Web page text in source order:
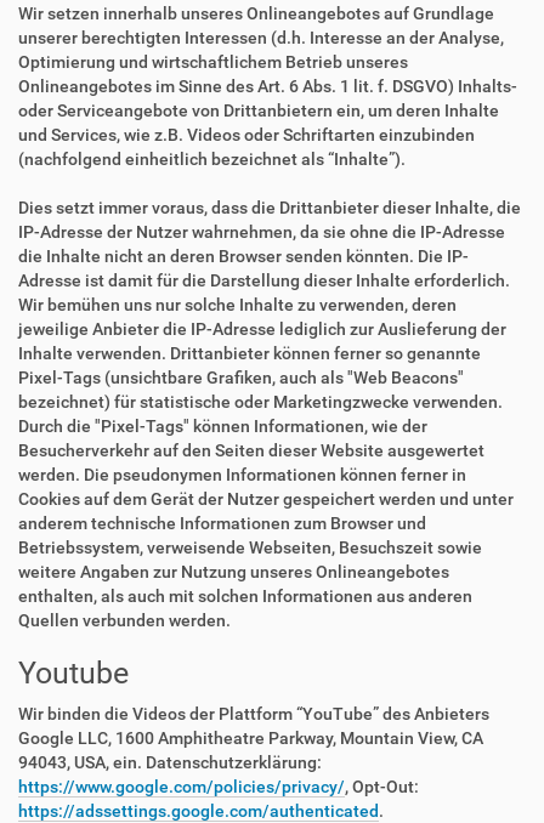
Wir setzen innerhalb unseres Onlineangebotes auf Grundlage
unserer berechtigten Interessen (d.h. Interesse an der Analyse,
Optimierung und wirtschaftlichem Betrieb unseres
Onlineangebotes im Sinne des Art. 6 Abs. 1 lit. f. DSGVO) Inhalts-
oder Serviceangebote von Drittanbietern ein, um deren Inhalte
und Services, wie z.B. Videos oder Schriftarten einzubinden
(nachfolgend einheitlich bezeichnet als “Inhalte”).
Dies setzt immer voraus, dass die Drittanbieter dieser Inhalte, die
IP-Adresse der Nutzer wahrnehmen, da sie ohne die IP-Adresse
die Inhalte nicht an deren Browser senden könnten. Die IP-
Adresse ist damit für die Darstellung dieser Inhalte erforderlich.
Wir bemühen uns nur solche Inhalte zu verwenden, deren
jeweilige Anbieter die IP-Adresse lediglich zur Auslieferung der
Inhalte verwenden. Drittanbieter können ferner so genannte
Pixel-Tags (unsichtbare Grafiken, auch als "Web Beacons"
bezeichnet) für statistische oder Marketingzwecke verwenden.
Durch die "Pixel-Tags" können Informationen, wie der
Besucherverkehr auf den Seiten dieser Website ausgewertet
werden. Die pseudonymen Informationen können ferner in
Cookies auf dem Gerät der Nutzer gespeichert werden und unter
anderem technische Informationen zum Browser und
Betriebssystem, verweisende Webseiten, Besuchszeit sowie
weitere Angaben zur Nutzung unseres Onlineangebotes
enthalten, als auch mit solchen Informationen aus anderen
Quellen verbunden werden.
Youtube
Wir binden die Videos der Plattform “YouTube” des Anbieters
Google LLC, 1600 Amphitheatre Parkway, Mountain View, CA
94043, USA, ein. Datenschutzerklärung:
https://www.google.com/policies/privacy/, Opt-Out:
https://adssettings.google.com/authenticated.